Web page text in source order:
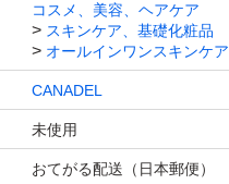
コスメ、美容、ヘアケア
スキンケア、基礎化粧品
オールインワンスキンケア
CANADEL
未使用
おてがる配送（日本郵便）